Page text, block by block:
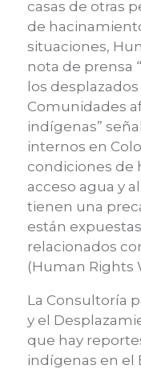
casas de otras
de
situaciones,
nota de prensa “
los
Comunidades
indígenas”
internos en
condiciones de
acceso agua y
tienen una
están
relacionados
(Human Rights
La Consultoría
y el
que hay
indígenas en el